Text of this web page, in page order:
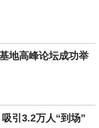
地高峰论坛成功举
引3.2万人“到场”